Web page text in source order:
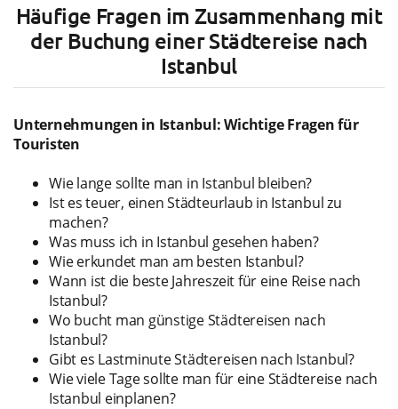
Häufige Fragen im Zusammenhang mit
der Buchung einer Städtereise nach
Istanbul
Unternehmungen in Istanbul: Wichtige Fragen für
Touristen
Wie lange sollte man in Istanbul bleiben?
Ist es teuer, einen Städteurlaub in Istanbul zu
machen?
Was muss ich in Istanbul gesehen haben?
Wie erkundet man am besten Istanbul?
Wann ist die beste Jahreszeit für eine Reise nach
Istanbul?
Wo bucht man günstige Städtereisen nach
Istanbul?
Gibt es Lastminute Städtereisen nach Istanbul?
Wie viele Tage sollte man für eine Städtereise nach
Istanbul einplanen?